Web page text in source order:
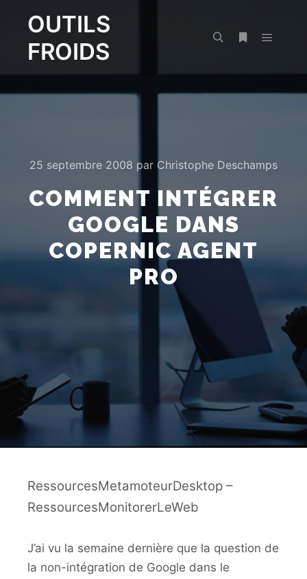
OUTILS
FROIDS
25 septembre 2008 par Christophe Deschamps
COMMENT INTÉGRER
GOOGLE DANS
COPERNIC AGENT
PRO
RessourcesMetamoteurDesktop –
RessourcesMonitorerLeWeb
J’ai vu la semaine dernière que la question de
la non-intégration de Google dans le